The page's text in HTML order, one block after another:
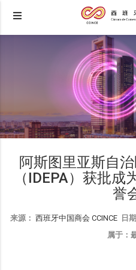
阿斯图里亚斯自
（IDEPA）获批
誉
来源： 西班牙中国商会 CCINCE 日
属于：